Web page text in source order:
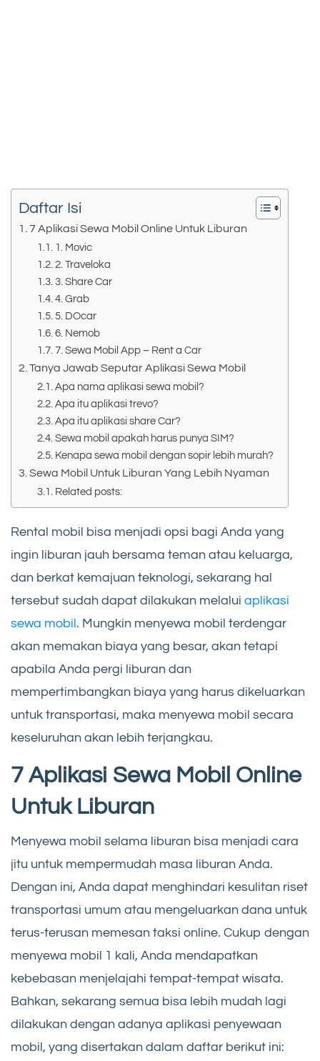
Daftar Isi
7 Aplikasi Sewa Mobil Online Untuk Liburan
1. Movic
2. Traveloka
3. Share Car
4. Grab
5. DOcar
6. Nemob
7. Sewa Mobil App – Rent a Car
Tanya Jawab Seputar Aplikasi Sewa Mobil
Apa nama aplikasi sewa mobil?
Apa itu aplikasi trevo?
Apa itu aplikasi share Car?
Sewa mobil apakah harus punya SIM?
Kenapa sewa mobil dengan sopir lebih murah?
Sewa Mobil Untuk Liburan Yang Lebih Nyaman
Related posts:
Rental mobil bisa menjadi opsi bagi Anda yang
ingin liburan jauh bersama teman atau keluarga,
dan berkat kemajuan teknologi, sekarang hal
tersebut sudah dapat dilakukan melalui aplikasi
sewa mobil. Mungkin menyewa mobil terdengar
akan memakan biaya yang besar, akan tetapi
apabila Anda pergi liburan dan
mempertimbangkan biaya yang harus dikeluarkan
untuk transportasi, maka menyewa mobil secara
keseluruhan akan lebih terjangkau.
7 Aplikasi Sewa Mobil Online
Untuk Liburan
Menyewa mobil selama liburan bisa menjadi cara
jitu untuk mempermudah masa liburan Anda.
Dengan ini, Anda dapat menghindari kesulitan riset
transportasi umum atau mengeluarkan dana untuk
terus-terusan memesan taksi online. Cukup dengan
menyewa mobil 1 kali, Anda mendapatkan
kebebasan menjelajahi tempat-tempat wisata.
Bahkan, sekarang semua bisa lebih mudah lagi
dilakukan dengan adanya aplikasi penyewaan
mobil, yang disertakan dalam daftar berikut ini: